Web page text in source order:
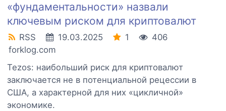
«фундаментальности» назвали
ключевым риском для криптовалют
RSS 19.03.2025 1
406
forklog.com
Tezos: наибольший риск для криптовалют
заключается не в потенциальной рецессии в
США, а характерной для них «цикличной»
экономике.